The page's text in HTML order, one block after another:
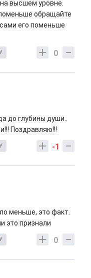
на высшем уровне.
обращайте
его поменьше
0
до глубины души..
Поздравляю!!!
-1
меньше, это факт.
это признали
0